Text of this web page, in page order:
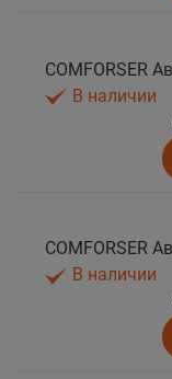
В наличии
В наличии